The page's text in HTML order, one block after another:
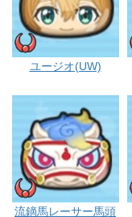
ユージオ(UW)
イサマシ
流鏑馬レーサー馬頭